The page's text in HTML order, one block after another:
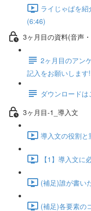
ライじゃぱを
(6:46)
3ヶ月目の資料(音声
2ヶ月目のアン
記入をお願いします!
ダウンロードは
3ヶ月目-1_導入文
導入文の役割
【1】導入文に
(補足)誰が書い
(補足)各要素の